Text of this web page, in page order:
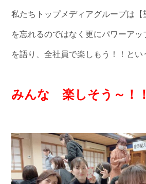
私たちトップメディアグループは
を忘れるのではなく更にパワーア
を語り、全社員で楽しもう！！とい
みんな 楽しそう～！！